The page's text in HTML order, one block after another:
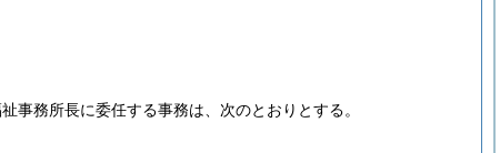
事務所長に委任する事務は、次のとおりとする。